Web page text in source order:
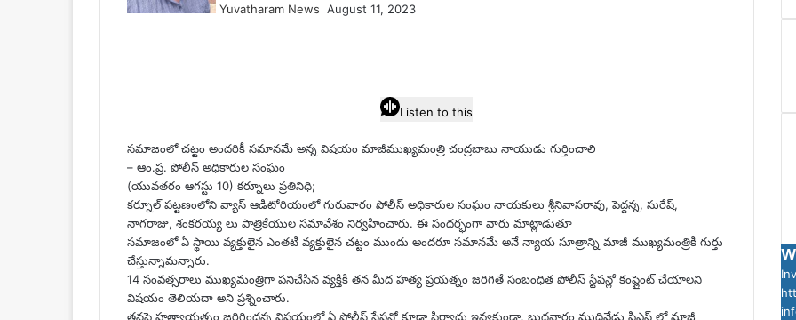
Yuvatharam News August 11, 2023
Listen to this
సమాజంలో చట్టం అందరికీ సమానమే అన్న విషయం మాజీముఖ్యమంత్రి చంద్రబాబు నాయుడు గుర్తించాలి
– ఆం.ప్ర. పోలీస్ అధికారుల సంఘం
(యువతరం ఆగస్టు 10) కర్నూలు ప్రతినిధి;
కర్నూల్ పట్టణంలోని వ్యాస్ ఆడిటోరియంలో గురువారం పోలీస్ అధికారుల సంఘం నాయకులు శ్రీనివాసరావు, పెద్దన్న, సురేష్,
నాగరాజు, శంకరయ్య లు పాత్రికేయుల సమావేశం నిర్వహించారు. ఈ సందర్భంగా వారు మాట్లాడుతూ
సమాజంలో ఏ స్థాయి వ్యక్తులైన ఎంతటి వ్యక్తులైన చట్టం ముందు అందరూ సమానమే అనే న్యాయ సూత్రాన్ని మాజీ ముఖ్యమంత్రికి గుర్తు
చేస్తున్నామన్నారు.
14 సంవత్సరాలు ముఖ్యమంత్రిగా పనిచేసిన వ్యక్తికి తన మీద హత్య ప్రయత్నం జరిగితే సంబంధిత పోలీస్ స్టేషన్లో కంప్లైంట్ చేయాలని
విషయం తెలియదా అని ప్రశ్నించారు.
తనపై హత్యాయత్నం జరిగిందన్న విషయంలో ఏ పోలీస్ స్టేషన్లో కూడా ఫిర్యాదు ఇవ్వకుండా, బుధవారం ముదివేడు పిఎస్ లో మాజీ